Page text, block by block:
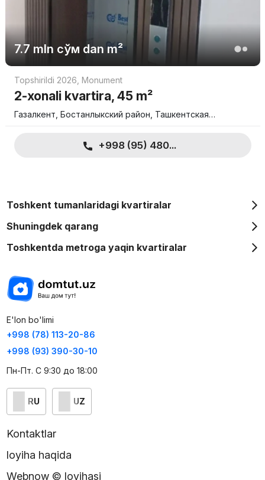
7.7 mln сўм dan m²
Topshirildi 2026 Monument
2-xonali kvartira, 45 m²
Газалкент, Бостанлыкский район, Ташкентская…
+998 (95) 480...
Toshkent tumanlaridagi kvartiralar
Shuningdek qarang
Toshkentda metroga yaqin kvartiralar
E'lon bo'limi
+998 (78) 113-20-86
+998 (93) 390-30-10
Пн-Пт. С 9:30 до 18:00
RU UZ
Kontaktlar
loyiha haqida
Webnow © loyihasi